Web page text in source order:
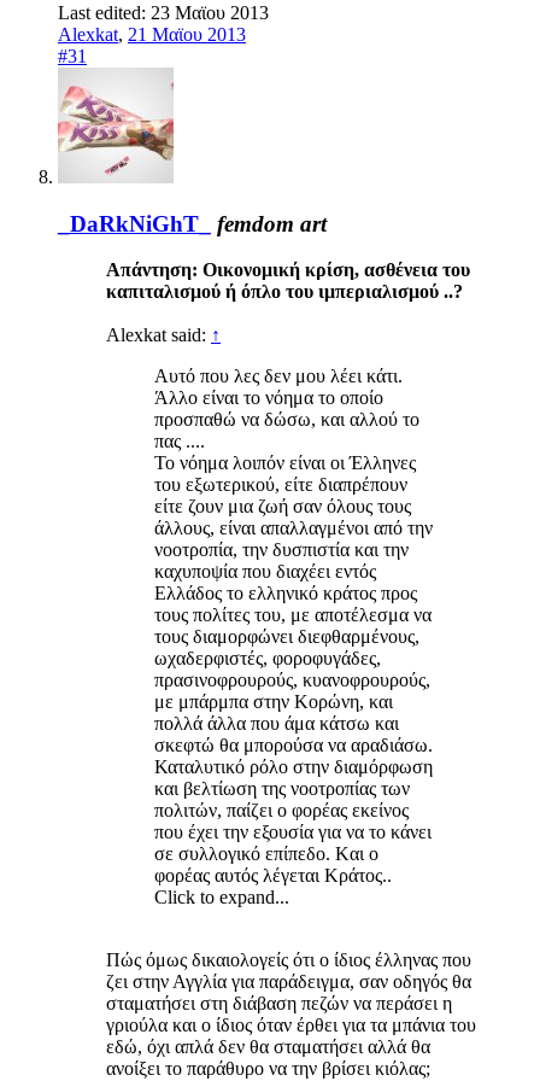
Last edited: 23 Μαϊου 2013
Alexkat, 21 Μαϊου 2013
#31
_DaRkNiGhT_ femdom art
Απάντηση: Οικονομική κρίση, ασθένεια του
καπιταλισμού ή όπλο του ιμπεριαλισμού ..?
Alexkat said: ↑
Αυτό που λες δεν μου λέει κάτι.
Άλλο είναι το νόημα το οποίο
προσπαθώ να δώσω, και αλλού το
πας ....
Το νόημα λοιπόν είναι οι Έλληνες
του εξωτερικού, είτε διαπρέπουν
είτε ζουν μια ζωή σαν όλους τους
άλλους, είναι απαλλαγμένοι από την
νοοτροπία, την δυσπιστία και την
καχυποψία που διαχέει εντός
Ελλάδος το ελληνικό κράτος προς
τους πολίτες του, με αποτέλεσμα να
τους διαμορφώνει διεφθαρμένους,
ωχαδερφιστές, φοροφυγάδες,
πρασινοφρουρούς, κυανοφρουρούς,
με μπάρμπα στην Κορώνη, και
πολλά άλλα που άμα κάτσω και
σκεφτώ θα μπορούσα να αραδιάσω.
Καταλυτικό ρόλο στην διαμόρφωση
και βελτίωση της νοοτροπίας των
πολιτών, παίζει ο φορέας εκείνος
που έχει την εξουσία για να το κάνει
σε συλλογικό επίπεδο. Kαι ο
φορέας αυτός λέγεται Κράτος..
Click to expand...
Πώς όμως δικαιολογείς ότι ο ίδιος έλληνας που
ζει στην Αγγλία για παράδειγμα, σαν οδηγός θα
σταματήσει στη διάβαση πεζών να περάσει η
γριούλα και ο ίδιος όταν έρθει για τα μπάνια του
εδώ, όχι απλά δεν θα σταματήσει αλλά θα
ανοίξει το παράθυρο να την βρίσει κιόλας;